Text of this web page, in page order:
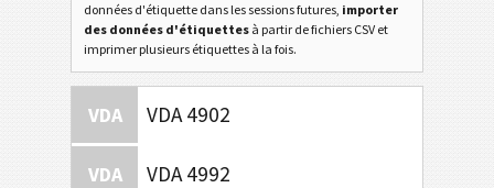
données d'étiquette dans les sessions futures, importer
des données d'étiquettes à partir de fichiers CSV et
imprimer plusieurs étiquettes à la fois.
VDA VDA 4902
VDA VDA 4992